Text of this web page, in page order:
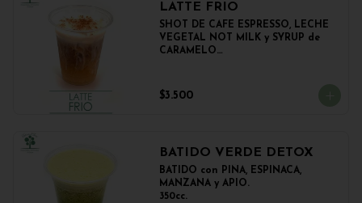
LATTE FRIO
SHOT DE CAFE ESPRESSO, LECHE
VEGETAL NOT MILK y SYRUP de
CARAMELO
$3.500
BATIDO VERDE DETOX
BATIDO con PIÑA, ESPINACA,
MANZANA y APIO.
350cc.